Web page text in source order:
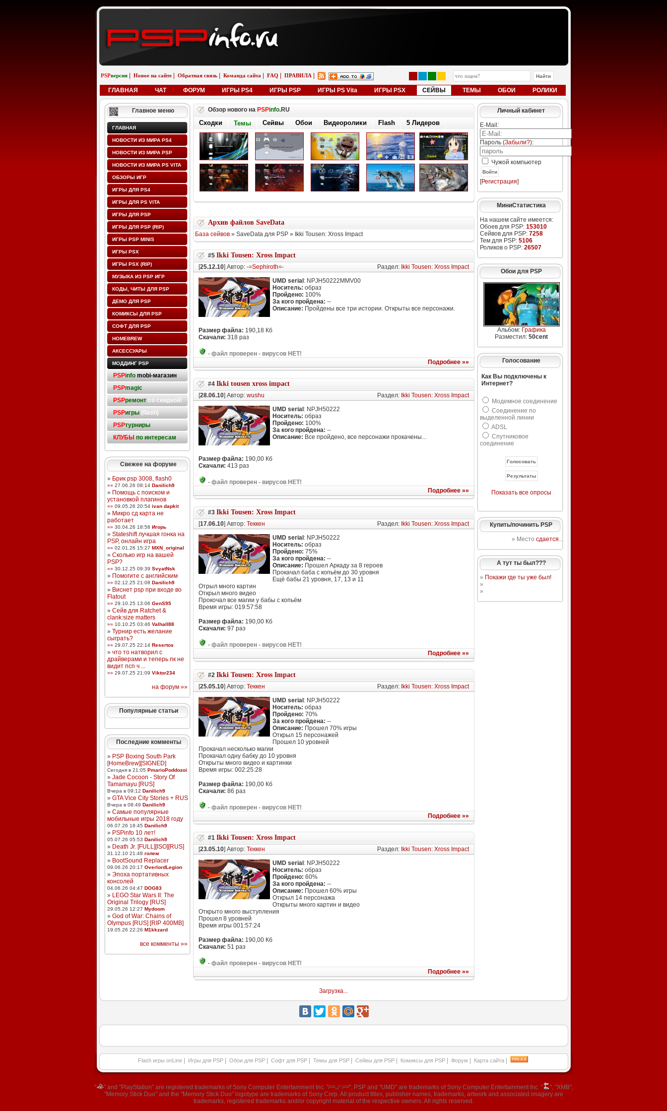
PSPверсия Новое на сайте Обратная связь Команда сайта FAQ ПРАВИЛА
ГЛАВНАЯ ЧАТ ФОРУМ ИГРЫ PS4 ИГРЫ PSP ИГРЫ PS Vita ИГРЫ PSX СЕЙВЫ ТЕМЫ ОБОИ РОЛИКИ
Главное меню
ГЛАВНАЯ
НОВОСТИ ИЗ МИРА PS4
НОВОСТИ ИЗ МИРА PSP
НОВОСТИ ИЗ МИРА PS VITA
ОБЗОРЫ ИГР
ИГРЫ ДЛЯ PS4
ИГРЫ ДЛЯ PS VITA
ИГРЫ ДЛЯ PSP
ИГРЫ ДЛЯ PSP (RIP)
ИГРЫ PSP MINIS
ИГРЫ PSX
ИГРЫ PSX (RIP)
МУЗЫКА ИЗ PSP ИГР
КОДЫ, ЧИТЫ ДЛЯ PSP
ДЕМО ДЛЯ PSP
КОМИКСЫ ДЛЯ PSP
СОФТ ДЛЯ PSP
HOMEBREW
АКСЕССУАРЫ
МОДДИНГ PSP
PSPinfo mobi-магазин
PSPmagic
PSPремонтсо скидкой!
PSPигры(flash)
PSPтурниры
КЛУБЫ по интересам
Свежее на форуме
» Брик psp 3008, flash0
»» 27.06.26 08:14 Danilich9
» Помощь с поиском и
установкой плагинов
»» 09.05.26 20:54 ivan dapkit
» Микро сд карта не
работает
»» 30.04.26 18:58 Игорь
» Stateshift лучшая гонка на
PSP, онлайн игра
»» 02.01.26 15:27 MXN_original
» Сколько игр на вашей
PSP?
»» 30.12.25 09:39 SvyatNsk
» Помогите с английским
»» 02.12.25 21:08 Danilich9
» Виснет psp при входе во
Flatout
»» 29.10.25 13:06 GenS95
» Сейв для Ratchet &
clank:size matters
»» 10.10.25 03:46 Valhall88
» Турнир есть желание
сыграть?
»» 29.07.25 22:14 Resertos
» что то натворил с
драйверами и теперь пк не
видит псп ч ...
»» 29.07.25 21:09 Viktor234
на форум »»
Популярные статьи
Последние комменты
» PSP Boxing South Park
[HomeBrew][SIGNED]
Сегодня в 21:05 PmarioPoddozoi
» Jade Cocoon - Story Of
Tamamayu [RUS]
Вчера в 09:12 Danilich9
» GTA Vice City Stories + RUS
Вчера в 08:49 Danilich9
» Самые популярные
мобильные игры 2018 году
06.07.26 18:45 Danilich9
» PSPinfo 10 лет!
05.07.26 05:53 Danilich9
» Death Jr. [FULL][ISO][RUS]
31.12.10 21:48 голем
» BootSound Replacer
09.06.26 20:17 OverlordLegion
» Эпоха портативных
консолей
04.06.26 04:47 DOG83
» LEGO Star Wars II: The
Original Trilogy [RUS]
29.05.26 12:27 Mydoom
» God of War: Chains of
Olympus [RUS] [RIP 400MB]
19.05.26 22:26 M1kkzard
все комменты »»
Обзор нового на PSPinfo.RU
Сходки Темы Сейвы Обои Видеоролики Flash 5 Лидеров
Архив файлов SaveData
База сейвов» SaveData для PSP » Ikki Tousen: Xross Impact
#5 Ikki Tousen: Xross Impact
[25.12.10] Автор: -=Sephiroth=- Раздел: Ikki Tousen: Xross Impact
UMD serial : NPJH50222MMV00
Носитель: образ
Пройдено: 100%
За кого пройдена: --
Описание: Пройдены все три истории. Открыты все персонажи.
Размер файла: 190,18 Кб
Скачали: 318 раз
- файл проверен - вирусов НЕТ!
Подробнее »»
#4 Ikki tousen xross impact
[28.06.10] Автор: wushu Раздел: Ikki Tousen: Xross Impact
UMD serial : NPJH50222
Носитель: образ
Пройдено: 100%
За кого пройдена: --
Описание: Все пройдено, все персонажи прокачены...
Размер файла: 190,00 Кб
Скачали: 413 раз
- файл проверен - вирусов НЕТ!
Подробнее »»
#3 Ikki Tousen: Xross Impact
[17.06.10] Автор: Теккен Раздел: Ikki Tousen: Xross Impact
UMD serial : NPJH50222
Носитель: образ
Пройдено: 75%
За кого пройдена: --
Описание: Прошел Аркаду за 8 героев
Прокачал баба с копьём до 30 уровня
Ещё бабы 21 уровня, 17, 13 и 11
Отрыл много картин
Открыл много видео
Прокочал все магии у бабы с копьём
Время игры: 019:57:58
Размер файла: 190,00 Кб
Скачали: 97 раз
- файл проверен - вирусов НЕТ!
Подробнее »»
#2 Ikki Tousen: Xross Impact
[25.05.10] Автор: Теккен Раздел: Ikki Tousen: Xross Impact
UMD serial : NPJH50222
Носитель: образ
Пройдено: 70%
За кого пройдена: --
Описание: Прошел 70% игры
Открыл 15 персонажей
Прошел 10 уровней
Прокачал несколько магии
Прокачал одну бабку до 10 уровня
Открыты много видео и картинки
Время игры: 002:25:28
Размер файла: 190,00 Кб
Скачали: 86 раз
- файл проверен - вирусов НЕТ!
Подробнее »»
#1 Ikki Tousen: Xross Impact
[23.05.10] Автор: Теккен Раздел: Ikki Tousen: Xross Impact
UMD serial : NPJH50222
Носитель: образ
Пройдено: 60%
За кого пройдена: --
Описание: Прошел 60% игры
Открыл 14 персонажа
Открыты много картин и видео
Открыто много выступления
Прошел 8 уровней
Время игры 001:57:24
Размер файла: 190,00 Кб
Скачали: 51 раз
- файл проверен - вирусов НЕТ!
Подробнее »»
Загрузка...
Личный кабинет
E-Mail:
Пароль (Забыли?):
Чужой компьютер
Войти
[Регистрация]
МиниСтатистика
На нашем сайте имеется:
Обоев для PSP: 153010
Сейвов для PSP: 7258
Тем для PSP: 5106
Роликов о PSP: 26507
Обои для PSP
Альбом: Графика
Разместил: 50cent
Голосование
Как Вы подключены к
Интернет?
Модемное соединение
Соединение по
выделенной линии
ADSL
Спутниковое
соединение
Показать все опросы
Купить/починить PSP
» Место сдается...
А тут ты был???
» Покажи где ты уже был!
»
»
Flash игры onLine Игры для PSP Обои для PSP Софт для PSP Темы для PSP Сейвы для PSP Комиксы для PSP Форум Карта сайта
" " and "PlayStation" are registered trademarks of Sony Computer Entertainment Inc. " ", PSP and "UMD" are trademarks of Sony Computer Entertainment Inc. "
", "XMB",
"Memory Stick Duo" and the "Memory Stick Duo" logotype are trademarks of Sony Corp. All product titles, publisher names, trademarks, artwork and associated imagery are
trademarks, registered trademarks and/or copyright material of the respective owners. All rights reserved.